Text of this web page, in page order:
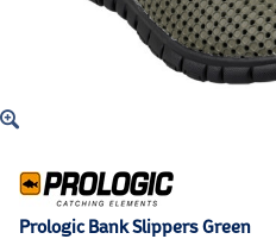
Prologic Bank Slippers Green